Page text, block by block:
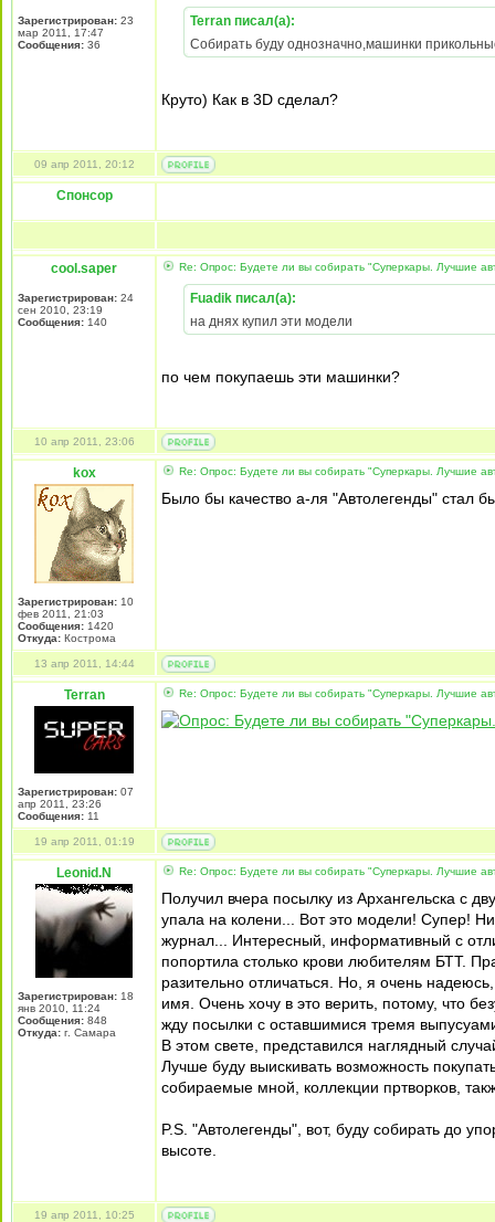
Зарегистрирован: 23
мар 2011, 17:47
Сообщения: 36
Terran писал(а):
Собирать буду однозначно,машинки
Круто) Как в 3D сделал?
09 апр 2011, 20:12
Спонсор
cool.saper
Зарегистрирован: 24
сен 2010, 23:19
Сообщения: 140
Re: Опрос: Будете ли вы собирать "Суперкары. Лучшие
Fuadik писал(а):
на днях купил эти модели
по чем покупаешь эти машинки?
10 апр 2011, 23:06
kox
Зарегистрирован: 10
фев 2011, 21:03
Сообщения: 1420
Откуда: Кострома
Re: Опрос: Будете ли вы собирать "Суперкары. Лучшие
Было бы качество а-ля "Автолегенды" стал
13 апр 2011, 14:44
Terran
Зарегистрирован: 07
апр 2011, 23:26
Сообщения: 11
Re: Опрос: Будете ли вы собирать "Суперкары. Лучшие
19 апр 2011, 01:19
Leonid.N
Зарегистрирован: 18
янв 2010, 11:24
Сообщения: 848
Откуда: г. Самара
Re: Опрос: Будете ли вы собирать "Суперкары. Лучшие
Получил вчера посылку из Архангельска с
упала на колени... Вот это модели! Супер!
журнал... Интересный, информативный с
попортила столько крови любителям БТТ.
разительно отличаться. Но, я очень
имя. Очень хочу в это верить, потому, что
жду посылки с оставшимися тремя
В этом свете, представился наглядный
Лучше буду выискивать возможность
собираемые мной, коллекции пртворков,
P.S. "Автолегенды", вот, буду собирать до
высоте.
19 апр 2011, 10:25